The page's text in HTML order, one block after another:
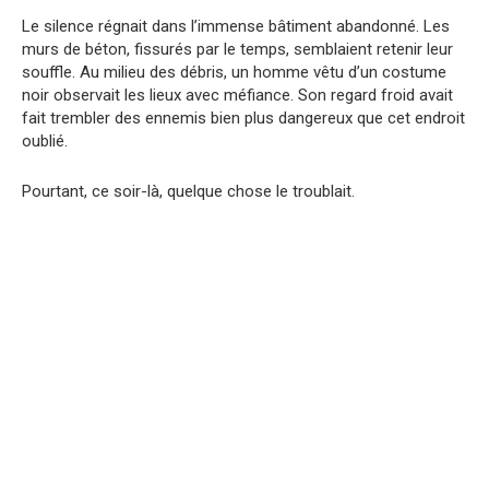
Le silence régnait dans l’immense bâtiment abandonné. Les
murs de béton, fissurés par le temps, semblaient retenir leur
souffle. Au milieu des débris, un homme vêtu d’un costume
noir observait les lieux avec méfiance. Son regard froid avait
fait trembler des ennemis bien plus dangereux que cet endroit
oublié.
Pourtant, ce soir-là, quelque chose le troublait.